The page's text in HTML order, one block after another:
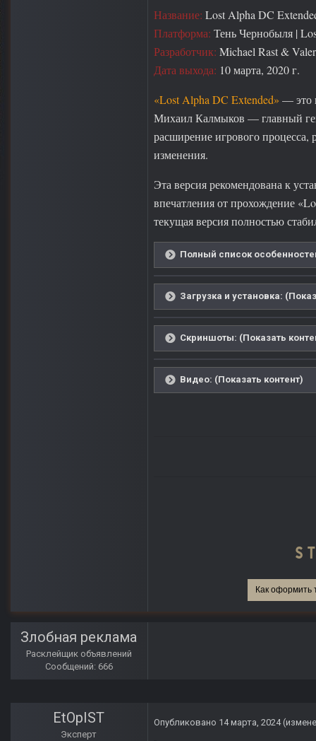
Название: Lost Alpha DC
Платформа: Тень Чернобыля |
Разработчик: Michael Rast &
Дата выхода: 10 марта, 2020 г.
«Lost Alpha DC Extended» — это
Михаил Калмыков — главный
расширение игрового процесса,
изменения.
Эта версия рекомендована к
впечатления от прохождение
текущая версия полностью
Полный список
Загрузка и установка:
Скриншоты: (Показать
Видео: (Показать контент)
Как оформить
Злобная реклама
Расклейщик объявлений
Сообщений: 666
EtOpIST
Эксперт
Опубликовано 14 марта, 2024